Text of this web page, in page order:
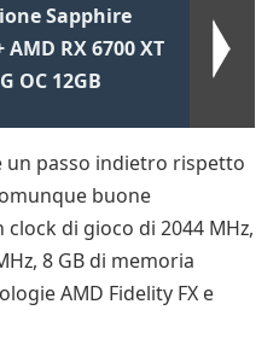
Sapphire
AMD RX 6700 XT
OC 12GB
è un passo indietro rispetto
buone
di gioco di 2044 MHz,
8 GB di memoria
AMD Fidelity FX e